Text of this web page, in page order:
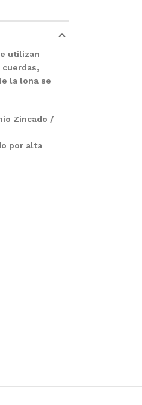
utilizan
la lona se
Zincado /
por alta